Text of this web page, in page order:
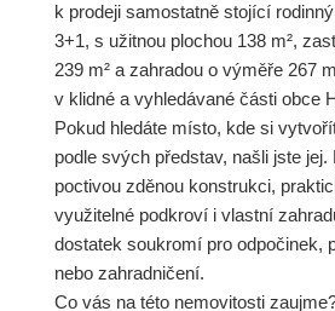
k prodeji samostatně stojící
3+1, s užitnou plochou 138 m²,
239 m² a zahradou o výměře 267
v klidné a vyhledávané části obce
Pokud hledáte místo, kde si
podle svých představ, našli jste
poctivou zděnou konstrukci,
využitelné podkroví i vlastní
dostatek soukromí pro odpočinek,
nebo zahradničení.
Co vás na této nemovitosti